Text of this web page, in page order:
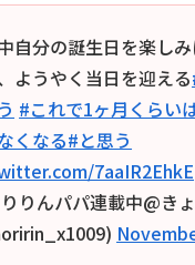
自分の誕生日を楽し
ようやく当日を迎える
#これで1ヶ月くらい
くなる#と思う
7aaIR2EhkE
りんパパ連載中@き